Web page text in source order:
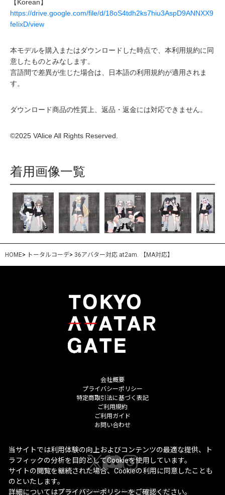
【Korean】
https://drive.google.com/file/d/18oS4tdh2ks7hiu3AspD9ANNXX9
feIixD/view
本モデルを購入またはダウンロードした時点で、本利用規約に同
意したものとみなします。
言語間で差異が生じた場合は、日本語の利用規約が適用されま
す。
ダウンロード商品の性質上、返品・返金には対応できません。
©2025 VAlice All Rights Reserved.
着用画像一覧
HOME> トータルコーデ> 36アバター対応 at2am. 【MA対応】
会社概要
プライバシーポリシー
特定商取引法に基づく表記
ご利用規約
ご利用ガイド
お問い合わせ
©2026ARROVA Inc. All Rights Reserved.
当サイトでは利用体験の向上およびコンテンツの最適な提供、ト
ラフィックの分析を目的としてCookieを使用しています。
サイトの閲覧を継続された場合、Cookieの利用に同意したことも
のといたします。
詳細についてはプライバシーポリシーをご確認ください。